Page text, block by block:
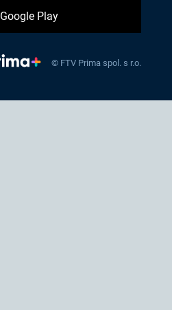
Google Play
© FTV Prima spol. s r.o.